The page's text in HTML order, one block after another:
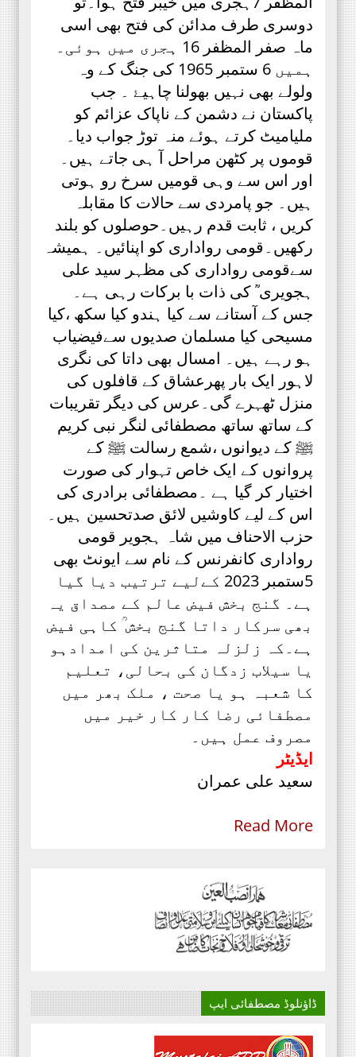
دوسری طرف مدائن کی فتح بھی اسی
ماہ صفر المظفر 16 ہجری میں ہوئی۔
ہمیں 6 ستمبر 1965 کی جنگ کے وہ
ولولے بھی نہیں بھولنا چاہیۓ ۔ جب
پاکستان نے دشمن کے ناپاک عزائم کو
ملیامیٹ کرتے ہوئے منہ توڑ جواب دیا۔
قوموں پر کٹھن مراحل آ ہی جاتے ہیں۔
اور اس سے وہی قومیں سرخ رو ہوتی
ہیں۔ جو پامردی سے حالات کا مقابلہ
کریں ، ثابت قدم رہیں۔حوصلوں کو بلند
رکھیں۔قومی رواداری کو اپنائیں۔ ہمیشہ
سےقومی رواداری کی مظہر سید علی
ہجویری ؒ کی ذات با برکات رہی ہے۔
جس کے آستانے سے کیا ہندو کیا سکھ ،کیا
مسیحی کیا مسلمان صدیوں سےفیضیاب
ہو رہے ہیں۔ امسال بھی داتا کی نگری
لاہور ایک بار پھرعشاق کے قافلوں کی
منزل ٹھہرے گی۔عرس کی دیگر تقریبات
کے ساتھ ساتھ مصطفائی لنگر نبی کریم
ﷺ کے دیوانوں ،شمع رسالت ﷺ کے
پروانوں کے ایک خاص تہوار کی صورت
اختیار کر گیا ہے ۔مصطفائی برادری کی
اس کے لیے کاوشیں لائق صدتحسین ہیں۔
حزب الاحناف میں شاہ ہجویر قومی
رواداری کانفرنس کے نام سے ایونٹ بھی
5ستمبر 2023 کےلیے ترتیب دیا گیا
ہے۔ گنج بخش فیض عالم کے مصداق یہ
بھی سرکار داتا گنج بخش ؒ کاہی فیض
ہے۔کہ زلزلہ متاثرین کی امدادہو
یا سیلاب زدگان کی بحالی، تعلیم
کا شعبہ ہو یا صحت ، ملک بھر میں
مصطفائی رضا کار کار خیر میں
مصروف عمل ہیں۔
ایڈیٹر
سعید علی عمران
Read More
ڈاؤنلوڈ مصطفائی ایپ